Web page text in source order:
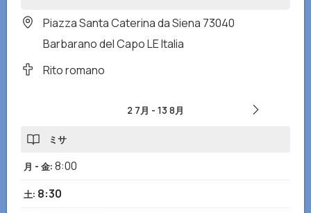
Piazza Santa Caterina da Siena 73040
Barbarano del Capo LE Italia
Rito romano
2 7月 - 13 8月
ミサ
月 - 金: 8:00
土: 8:30